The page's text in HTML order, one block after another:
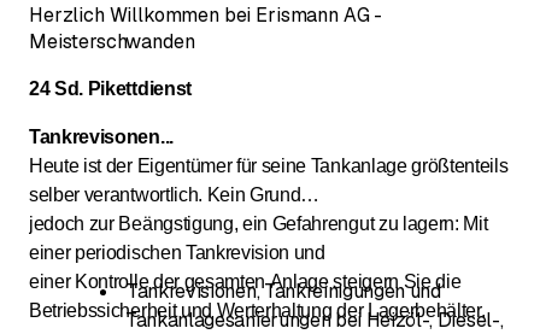
Herzlich Willkommen bei Erismann AG -
Meisterschwanden
24 Sd. Pikettdienst
Tankrevisonen...
Heute ist der Eigentümer für seine Tankanlage größtenteils
selber verantwortlich. Kein Grund
jedoch zur Beängstigung, ein Gefahrengut zu lagern: Mit
einer periodischen Tankrevision und
einer Kontrolle der gesamten Anlage steigern Sie die
Betriebssicherheit und Werterhaltung der Lagerbehälter.
Tankrevisionen, Tankreinigungen und
Tankanlagesanierungen bei Heizöl-, Diesel-,